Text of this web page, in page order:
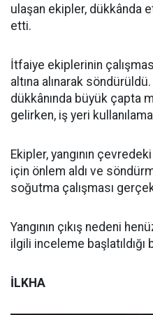
ulaşan ekipler, dükkânda
etti.
İtfaiye ekiplerinin
altına alınarak
dükkânında büyük çapta
gelirken, iş yeri
Ekipler, yangının
için önlem aldı ve
soğutma çalışması
Yangının çıkış nedeni
ilgili inceleme başlatıldığı
İLKHA